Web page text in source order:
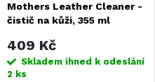
Mothers Leather Cleaner -
čistič na kůži, 355 ml
409 Kč
Skladem ihned k odeslání
2 ks